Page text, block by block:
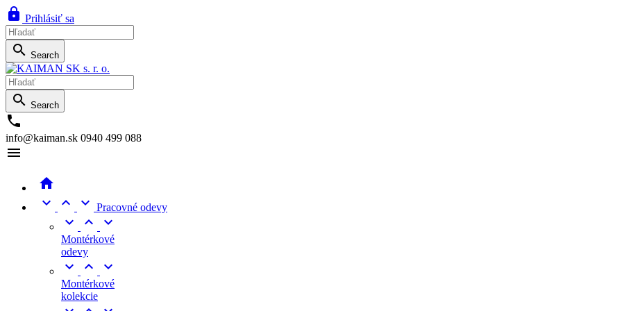
 Prihlásiť sa
 Search
 Search

info@kaiman.sk 0940 499 088



  Pracovné odevy
  
Montérkové
odevy
  
Montérkové
kolekcie